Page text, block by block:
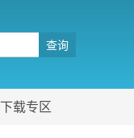
查询
下载专区